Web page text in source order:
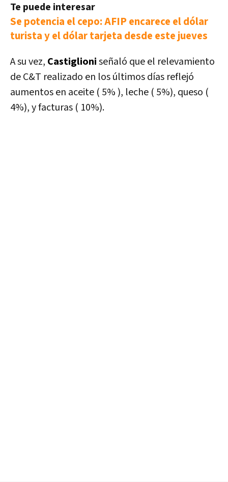
Te puede interesar
Se potencia el cepo: AFIP encarece el dólar
turista y el dólar tarjeta desde este jueves
A su vez, Castiglioniseñaló que el relevamiento
de C&T realizado en los últimos días reflejó
aumentos en aceite ( 5% ), leche ( 5%), queso (
4%), y facturas ( 10%).